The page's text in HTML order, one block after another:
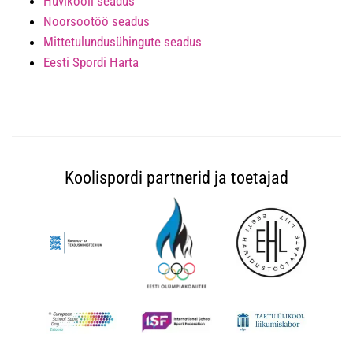
Noorsootöö seadus
Mittetulundusühingute seadus
Eesti Spordi Harta
Koolispordi partnerid ja toetajad